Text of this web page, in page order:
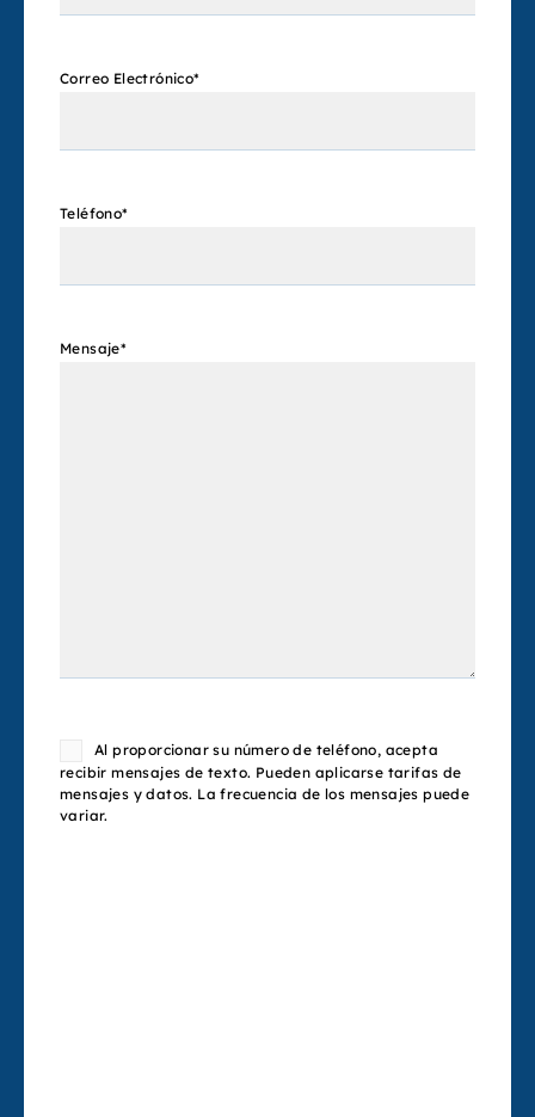
Correo Electrónico*
Teléfono*
Mensaje*
ConsentAl proporcionar su número de teléfono, acepta
recibir mensajes de texto. Pueden aplicarse tarifas de
mensajes y datos. La frecuencia de los mensajes puede
variar.